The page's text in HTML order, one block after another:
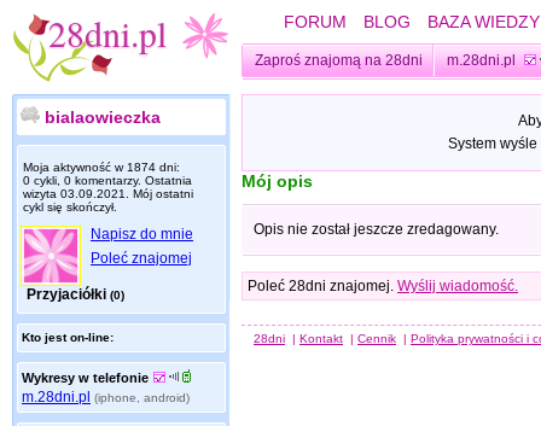
FORUM BLOG BAZA WIEDZY
Zaproś znajomą na 28dni m.28dni.pl
bialaowieczka
Moja aktywność w 1874 dni:
0 cykli, 0 komentarzy. Ostatnia
wizyta 03.09.2021
. Mój ostatni
cykl się skończył.
Napisz do mnie
Poleć znajomej
Przyjaciółki (0)
Kto jest on-line:
Wykresy w telefonie
m.28dni.pl (iphone, android)
System
Mój opis
Opis nie został jeszcze zredagowany.
Poleć 28dni znajomej. Wyślij wiadomość.
28dni | Kontakt | Cennik | Polityka prywatności i